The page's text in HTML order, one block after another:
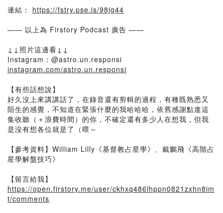
連結： https://fstry.pse.is/98jg44
—— 以上為 Firstory Podcast 廣告 ——
↓↓照片這邊看↓↓
Instagram：@astro.un.responsi
instagram.com/astro.un.responsi
【有些話想說】
好久沒上來講講話了，在錄音還有剪輯的過程，有種既熟悉又
陌生的感覺，不知道在緊張什麼的我哈哈哈，依舊感謝點進這
集收聽（＋浪費時間）的你，不確定還有多少人在想我，但我
是沒有想各位就是了（喂～
【參考資料】William Lilly《基督教占星學》、戴鵬飛《高階占
星學解盤技巧》
【留言給我】
https://open.firstory.me/user/ckhxq486lhppn0821zxhn8im
t/comments